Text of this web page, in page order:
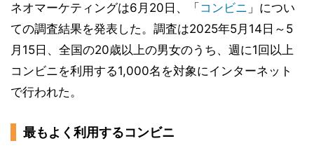
ネオマーケティングは6月20日、「 コンビニ 」につい
ての調査結果を発表した。調査は2025年5月14日～5
月15日、全国の20歳以上の男女のうち、週に1回以上
コンビニを利用する1,000名を対象にインターネット
で行われた。
最もよく利用するコンビニ